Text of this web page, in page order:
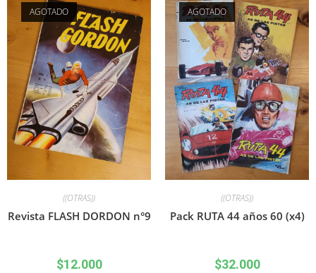
AGOTADO
((OTRAS))
Revista FLASH DORDON n°9
$12.000
AGOTADO
((OTRAS))
Pack RUTA 44 años 60 (x4)
$32.000